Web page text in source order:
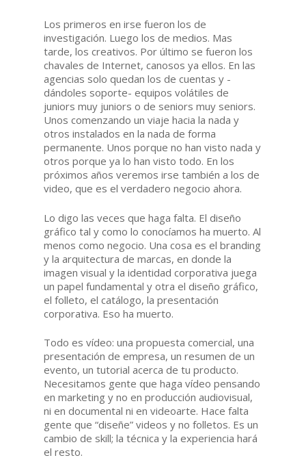
Los primeros en irse fueron los de
investigación. Luego los de medios. Mas
tarde, los creativos. Por último se fueron los
chavales de Internet, canosos ya ellos. En las
agencias solo quedan los de cuentas y -
dándoles soporte- equipos volátiles de
juniors muy juniors o de seniors muy seniors.
Unos comenzando un viaje hacia la nada y
otros instalados en la nada de forma
permanente. Unos porque no han visto nada y
otros porque ya lo han visto todo. En los
próximos años veremos irse también a los de
video, que es el verdadero negocio ahora.
Lo digo las veces que haga falta. El diseño
gráfico tal y como lo conocíamos ha muerto. Al
menos como negocio. Una cosa es el branding
y la arquitectura de marcas, en donde la
imagen visual y la identidad corporativa juega
un papel fundamental y otra el diseño gráfico,
el folleto, el catálogo, la presentación
corporativa. Eso ha muerto.
Todo es vídeo: una propuesta comercial, una
presentación de empresa, un resumen de un
evento, un tutorial acerca de tu producto.
Necesitamos gente que haga vídeo pensando
en marketing y no en producción audiovisual,
ni en documental ni en videoarte. Hace falta
gente que “diseñe” videos y no folletos. Es un
cambio de skill; la técnica y la experiencia hará
el resto.